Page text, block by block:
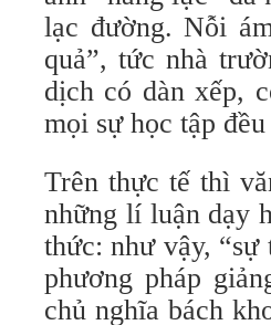
lạc đường. Nỗi
quả”, tức nhà
dịch có dàn xếp,
mọi sự học tập
Trên thực tế thì
những lí luận dạy
thức: như vậy,
phương pháp
chủ nghĩa bách